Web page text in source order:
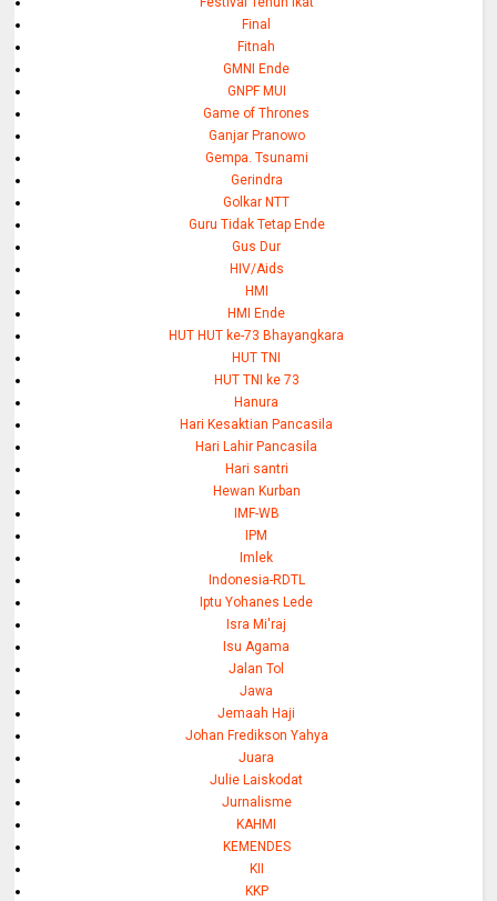
Final
Fitnah
GMNI Ende
GNPF MUI
Game of Thrones
Ganjar Pranowo
Gempa. Tsunami
Gerindra
Golkar NTT
Guru Tidak Tetap Ende
Gus Dur
HIV/Aids
HMI
HMI Ende
HUT HUT ke-73 Bhayangkara
HUT TNI
HUT TNI ke 73
Hanura
Hari Kesaktian Pancasila
Hari Lahir Pancasila
Hari santri
Hewan Kurban
IMF-WB
IPM
Imlek
Indonesia-RDTL
Iptu Yohanes Lede
Isra Mi'raj
Isu Agama
Jalan Tol
Jawa
Jemaah Haji
Johan Fredikson Yahya
Juara
Julie Laiskodat
Jurnalisme
KAHMI
KEMENDES
KII
KKP